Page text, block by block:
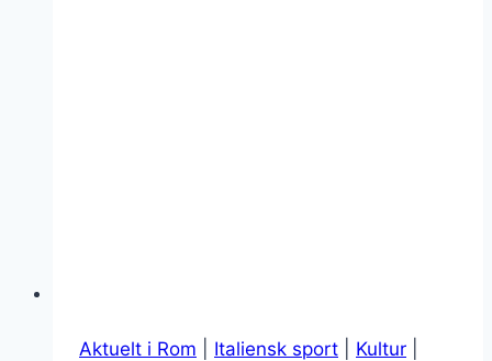
Aktuelt i Rom Italiensk sport Kultur